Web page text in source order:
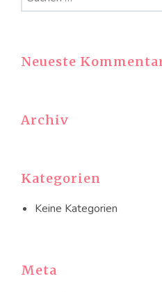
nach:
Neueste
Archiv
Kategorien
Keine Kategorien
Meta